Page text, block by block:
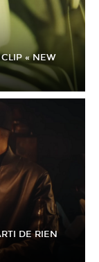
« NEW
DE RIEN